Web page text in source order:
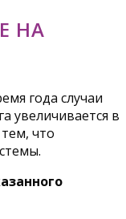
НА
года случаи
увеличивается в
что